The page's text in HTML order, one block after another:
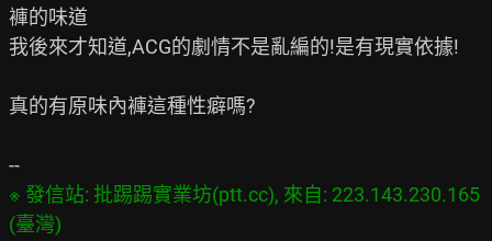
褲的味道
我後來才知道,ACG的劇情不是亂編的!是有現實依據!
真的有原味內褲這種性癖嗎?
※ 發信站: 批踢踢實業坊(ptt.cc), 來自: 223.143.230.165
(臺灣)